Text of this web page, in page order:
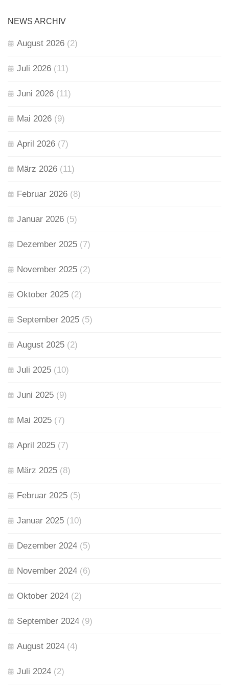
NEWS ARCHIV
August 2026 (2)
Juli 2026 (11)
Juni 2026 (11)
Mai 2026 (9)
April 2026 (7)
März 2026 (11)
Februar 2026 (8)
Januar 2026 (5)
Dezember 2025 (7)
November 2025 (2)
Oktober 2025 (2)
September 2025 (5)
August 2025 (2)
Juli 2025 (10)
Juni 2025 (9)
Mai 2025 (7)
April 2025 (7)
März 2025 (8)
Februar 2025 (5)
Januar 2025 (10)
Dezember 2024 (5)
November 2024 (6)
Oktober 2024 (2)
September 2024 (9)
August 2024 (4)
Juli 2024 (2)